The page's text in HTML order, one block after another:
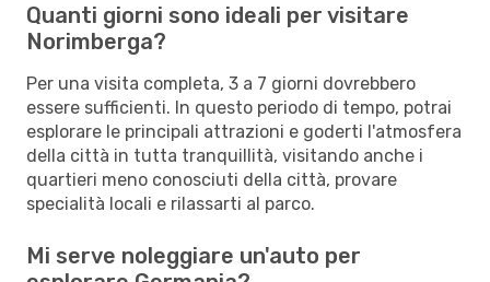
Quanti giorni sono ideali per visitare
Norimberga?
Per una visita completa, 3 a 7 giorni dovrebbero
essere sufficienti. In questo periodo di tempo, potrai
esplorare le principali attrazioni e goderti l'atmosfera
della città in tutta tranquillità, visitando anche i
quartieri meno conosciuti della città, provare
specialità locali e rilassarti al parco.
Mi serve noleggiare un'auto per